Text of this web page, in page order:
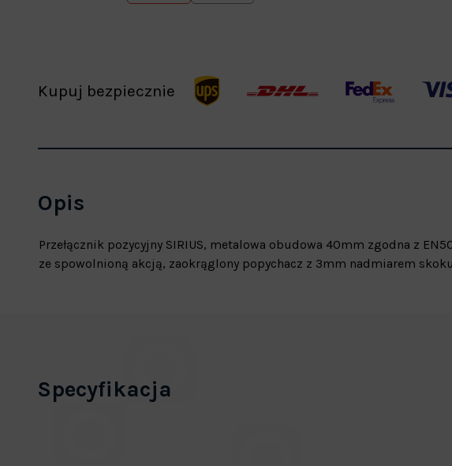
Kupuj bezpiecznie
Opis
Przełącznik pozycyjny SIRIUS, metalowa obudowa 40mm zgodna z
ze spowolnioną akcją, zaokrąglony popychacz z 3mm nadmiarem
Specyfikacja